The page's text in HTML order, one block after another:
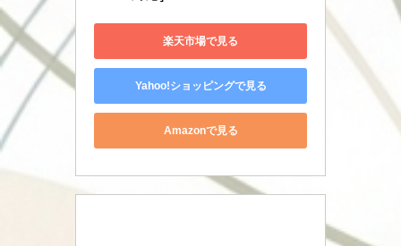
楽天市場で見る
Yahoo!ショッピングで見る
Amazonで見る